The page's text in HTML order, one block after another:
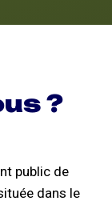
?
public de
dans le